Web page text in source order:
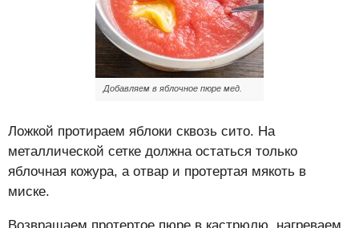
Добавляем в яблочное пюре мед.
Ложкой протираем яблоки сквозь сито. На
металлической сетке должна остаться только
яблочная кожура, а отвар и протертая мякоть в
миске.
Возвращаем протертое пюре в кастрюлю, нагреваем